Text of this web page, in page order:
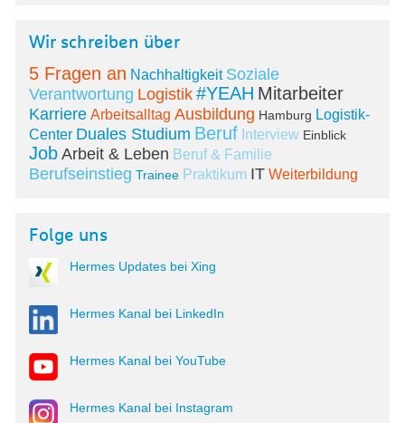
Wir schreiben über
5 Fragen an Nachhaltigkeit Soziale
Verantwortung Logistik #YEAH Mitarbeiter
Karriere Arbeitsalltag Ausbildung Hamburg Logistik-
Center Duales Studium Beruf Interview Einblick
Job Arbeit & Leben Beruf & Familie
Berufseinstieg Trainee Praktikum IT Weiterbildung
Folge uns
Hermes Updates bei Xing
Hermes Kanal bei LinkedIn
Hermes Kanal bei YouTube
Hermes Kanal bei Instagram